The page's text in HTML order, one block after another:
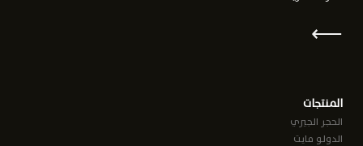
⟵
المنتجات
الحجر الجيري
الدولو مايت